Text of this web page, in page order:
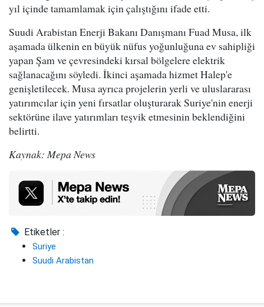
yıl içinde tamamlamak için çalıştığını ifade etti.
Suudi Arabistan Enerji Bakanı Danışmanı Fuad Musa, ilk
aşamada ülkenin en büyük nüfus yoğunluğuna ev sahipliği
yapan Şam ve çevresindeki kırsal bölgelere elektrik
sağlanacağını söyledi. İkinci aşamada hizmet Halep'e
genişletilecek. Musa ayrıca projelerin yerli ve uluslararası
yatırımcılar için yeni fırsatlar oluşturarak Suriye'nin enerji
sektörüne ilave yatırımları teşvik etmesinin beklendiğini
belirtti.
Kaynak: Mepa News
Etiketler :
Suriye
Suudi Arabistan